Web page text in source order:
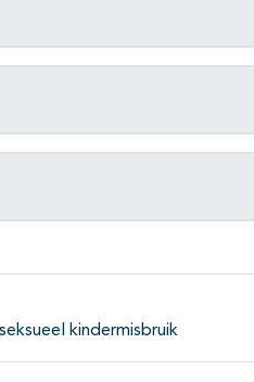
kindermisbruik